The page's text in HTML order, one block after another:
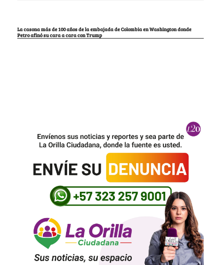
La casona más de 100 años de la embajada de Colombia en Washington donde
Petro afinó su cara a cara con Trump